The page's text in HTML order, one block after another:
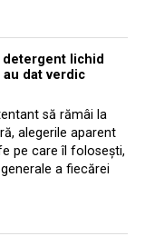
detergent lichid
dat verdic
să rămâi la
alegerile aparent
pe care îl folosești,
a fiecărei